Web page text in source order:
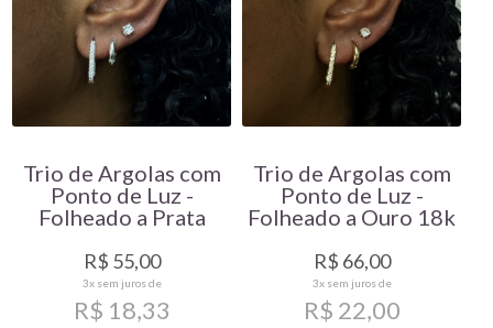
Trio de Argolas com
Ponto de Luz -
Folheado a Prata
R$ 55,00
3xsem juros de
R$ 18,33
Trio de Argolas com
Ponto de Luz -
Folheado a Ouro 18k
R$ 66,00
3xsem juros de
R$ 22,00